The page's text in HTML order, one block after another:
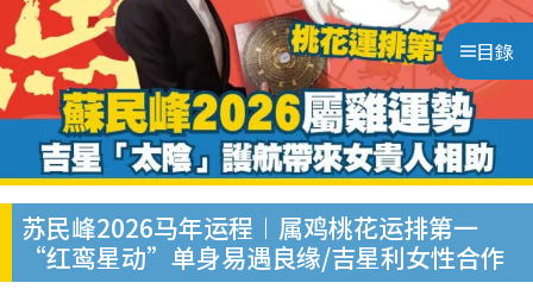
目錄
苏民峰2026马年运程︱属鸡桃花运排第一
“红鸾星动”单身易遇良缘/吉星利女性合作